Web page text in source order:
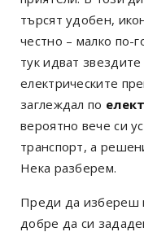
търсят удобен,
честно – малко по-
тук идват
електрическите
заглеждал по
вероятно вече си
транспорт, а
Нека разберем.
Преди да избереш
добре да си